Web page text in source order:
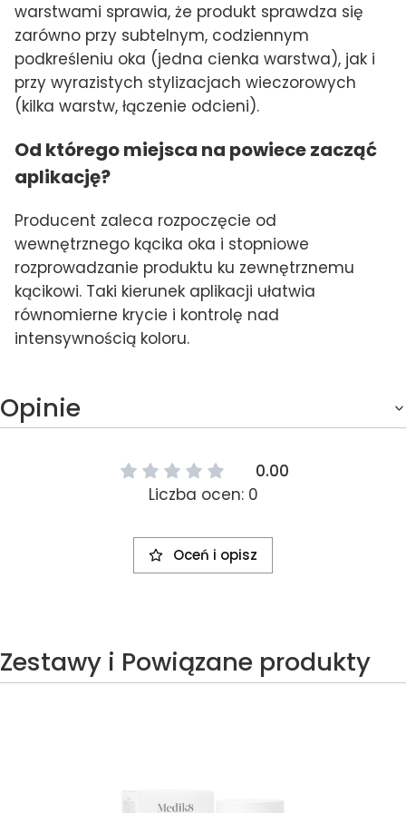
warstwami sprawia, że produkt sprawdza się
zarówno przy subtelnym, codziennym
podkreśleniu oka (jedna cienka warstwa), jak i
przy wyrazistych stylizacjach wieczorowych
(kilka warstw, łączenie odcieni).
Od którego miejsca na powiece zacząć
aplikację?
Producent zaleca rozpoczęcie od
wewnętrznego kącika oka i stopniowe
rozprowadzanie produktu ku zewnętrznemu
kącikowi. Taki kierunek aplikacji ułatwia
równomierne krycie i kontrolę nad
intensywnością koloru.
Opinie
0.00
Liczba ocen: 0
Oceń i opisz
Zestawy i Powiązane produkty